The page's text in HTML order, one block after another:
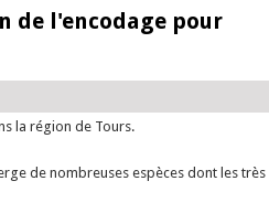
de l'encodage pour
la région de Tours.
de nombreuses espèces dont les très